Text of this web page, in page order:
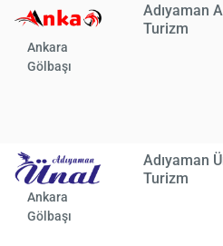
Adıyaman
Turizm
Ankara
Gölbaşı
Adıyaman
Turizm
Ankara
Gölbaşı